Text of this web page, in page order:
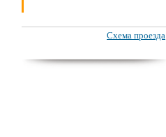
Схема проезда